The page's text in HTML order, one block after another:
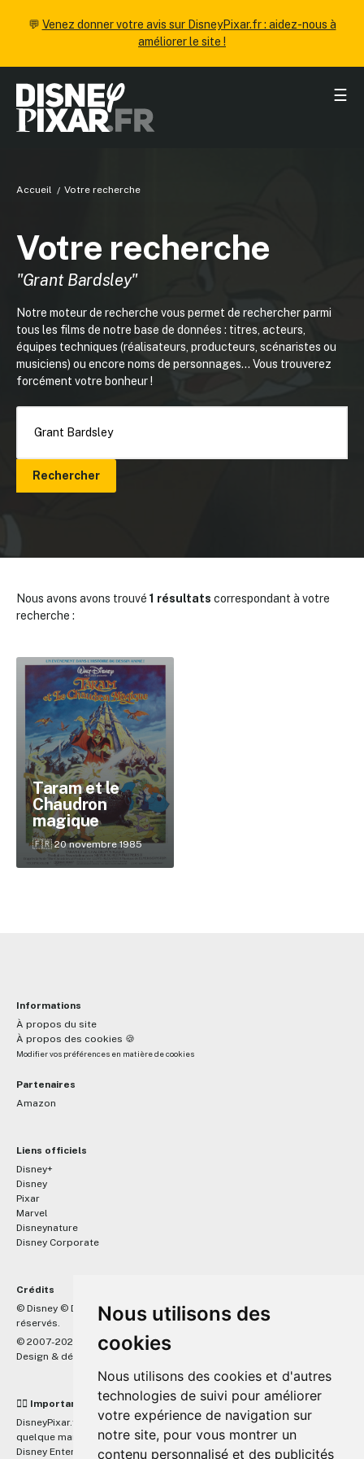
Nous utilisons des
cookies
Nous utilisons des cookies et d'autres
technologies de suivi pour améliorer
votre expérience de navigation sur
notre site, pour vous montrer un
contenu personnalisé et des publicités
💬 Venez donner votre avis sur DisneyPixar.fr : aidez-nous à
améliorer le site !
☰
Accueil Votre recherche
Votre recherche
"Grant Bardsley"
Notre moteur de recherche vous permet de rechercher parmi
tous les films de notre base de données : titres, acteurs,
équipes techniques (réalisateurs, producteurs, scénaristes ou
musiciens) ou encore noms de personnages... Vous trouverez
forcément votre bonheur !
Rechercher
Nous avons avons trouvé 1 résultats correspondant à votre
recherche :
Taram et le
Chaudron
magique
🇫🇷 20 novembre 1985
Informations
À propos du site
À propos des cookies 🍪
Modifier vos préférences en matière de cookies
Partenaires
Amazon
Liens officiels
Disney+
Disney
Pixar
Marvel
Disneynature
Disney Corporate
Crédits
© Disney © Disney/Pixar © &
Lucasfilm LTD © Marvel. Tous droits
réservés.
© 2007-2026 DisneyPixar.fr
Design & développement :
☝🏼 Important
DisneyPixar.fr est un site indépendant et n'est en aucun cas lié de
quelque manière que ce soit avec The Walt Disney Company, Pixar,
Disney Enterprises, Inc ou leurs dérivés ou associés. Toute demande
✕